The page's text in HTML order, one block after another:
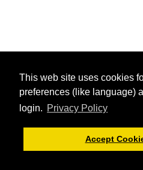
This web site uses cookies
preferences (like language)
login. Privacy Policy
Accept